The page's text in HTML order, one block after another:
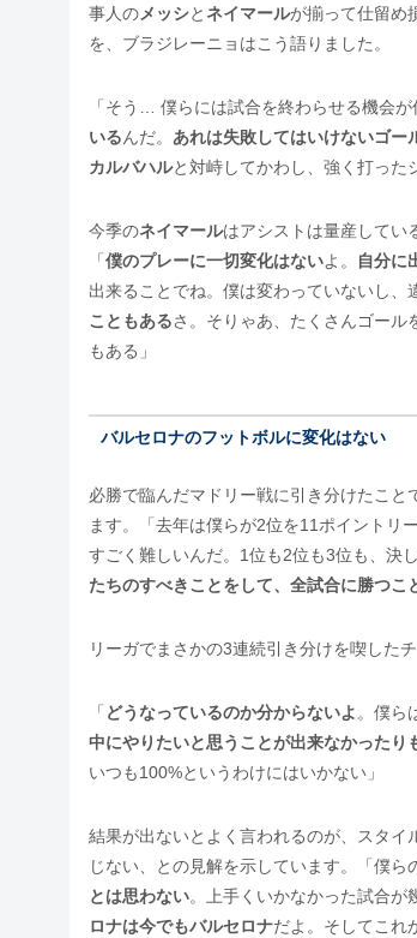
事人のメッシとネイマールが揃って仕留め
を、ブラジレーニョはこう語りました。
「そう… 僕らには試合を終わらせる機会
いるんだ。 あれは失敗してはいけないゴー
カルバハルと対峙してかわし、強く打った
今季のネイマールはアシストは量産してい
「 僕のプレーに一切変化はないよ。 自分に
出来ることでね。僕は変わっていないし、
こともあるさ。そりゃあ、たくさんゴール
もある」
バルセロナのフットボルに変化はない
必勝で臨んだマドリー戦に引き分けたこ
ます。「去年は僕らが2位を11ポイントリ
すごく難しいんだ。1位も2位も3位も、決
たちのすべきことをして、全試合に勝つこ
リーガでまさかの3連続引き分けを喫した
「 どうなっているのか分からないよ 。僕ら
中にやりたいと思うことが出来なかった
いつも100%というわけにはいかない」
結果が出ないとよく言われるのが、スタイ
じない、との見解を示しています。「僕ら
とは思わない。上手くいかなかった試合が
ロナは今でもバルセロナだよ。そしてこれ